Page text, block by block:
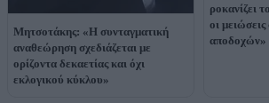
Μητσοτάκης: «Η συνταγματική
αναθεώρηση σχεδιάζεται με
ορίζοντα δεκαετίας και όχι
εκλογικού κύκλου»
ροκανίζει
οι
αποδοχών»